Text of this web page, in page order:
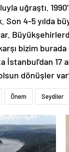
uğraştı.
Son 4-5 yılda
bizim
İstanbul’dan 17
dönüşler
Önem Seydiler